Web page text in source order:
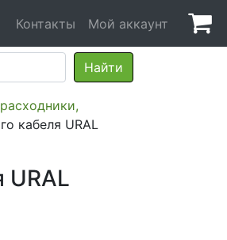
Контакты Мой аккаунт
кабеля URAL